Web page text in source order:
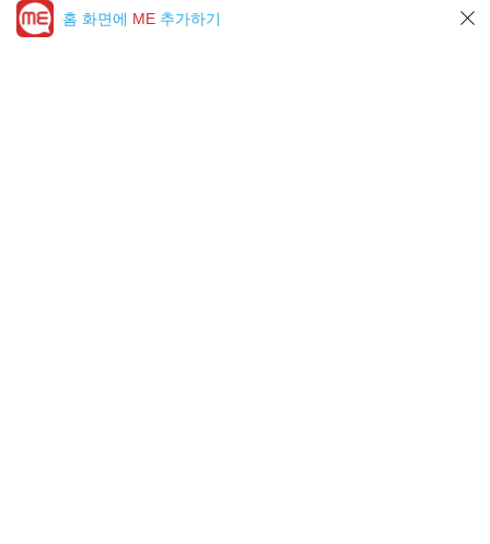
총61화 5만+
홈 화면에 ME 추가하기